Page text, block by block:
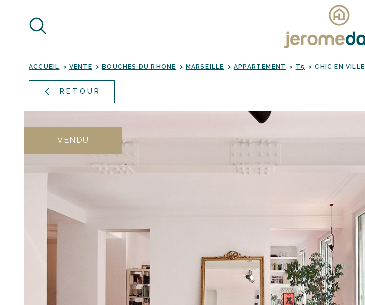
contenu
ACCUEIL VENTE BOUCHES DU RHONE MARSEILLE APPARTEMENT T5 CHIC EN VILLE
RETOUR
VENDU